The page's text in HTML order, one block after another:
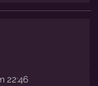
22:46